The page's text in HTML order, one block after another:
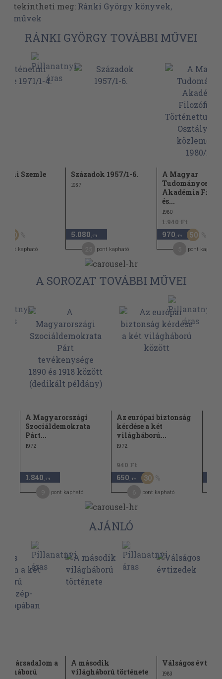
tekintheti meg: Ránki György könyvek,
művek
RÁNKI GYÖRGY TOVÁBBI MŰVEI
Szemle
60
pont kapható
Századok 1957/1-6.
1957
5.080 ,-Ft
pont kapható
A Magyar
Tudományos
Akadémia
és...
1980
1.940 Ft
970 ,-Ft 50
pont kapható
A SOROZAT TOVÁBBI MŰVEI
A Magyarországi
Szociáldemokrata
Párt...
1972
1.840 ,-Ft
pont kapható
Az európai biztonság
kérdése a két
világháború...
1972
940 Ft
650 ,-Ft 30
pont kapható
AJÁNLÓ
társadalom a
A második
világháború története
Válságos
1983